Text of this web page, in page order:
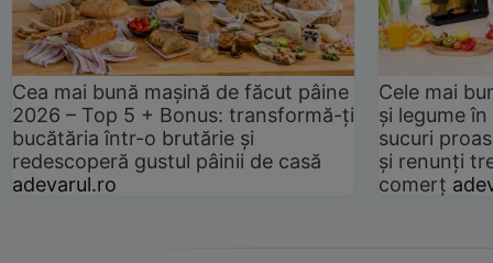
Cea mai bună mașină de făcut pâine
2026 – Top 5 + Bonus: transformă-ți
bucătăria într-o brutărie și
redescoperă gustul pâinii de casă
adevarul.ro
Cele mai
și legume
sucuri
și renunți
comerț